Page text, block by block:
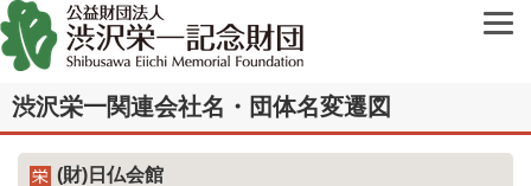
渋沢栄一関連会社名・団体名変遷図
(財)日仏会館